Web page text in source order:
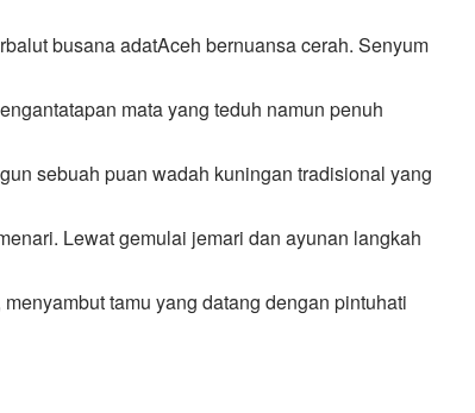
busana adatAceh bernuansa cerah. Senyum
mata yang teduh namun penuh
sebuah puan wadah kuningan tradisional yang
Lewat gemulai jemari dan ayunan langkah
tamu yang datang dengan pintuhati